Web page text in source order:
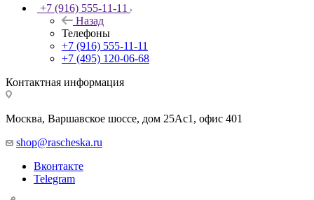
+7 (916) 555-11-11
Назад
Телефоны
+7 (916) 555-11-11
+7 (495) 120-06-68
Контактная информация
Москва, Варшавское шоссе, дом 25Аc1, офис 401
shop@rascheska.ru
Вконтакте
Telegram